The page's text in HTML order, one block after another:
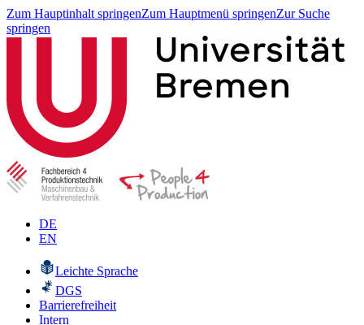
Zum Hauptinhalt springenZum Hauptmenü springenZur Suche
springen
DE
EN
Leichte Sprache
DGS
Barrierefreiheit
Intern